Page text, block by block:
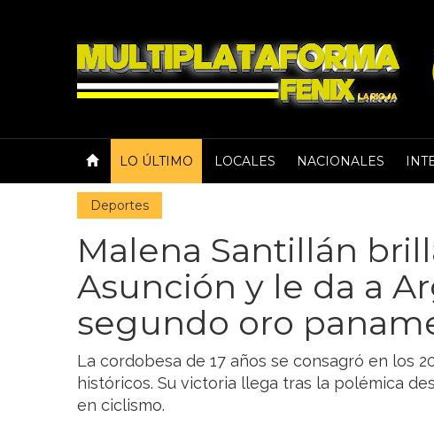
LO ÚLTIMO LOCALES NACIONALES
Deportes
Malena Santillán
Asunción y le da a
segundo oro
La cordobesa de 17 años se consagró en los
históricos. Su victoria llega tras la polémica
en ciclismo.